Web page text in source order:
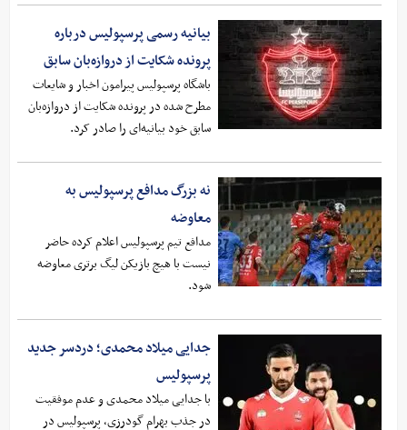
بیانیه رسمی پرسپولیس درباره
پرونده شکایت از دروازه‌بان سابق
باشگاه پرسپولیس پیرامون اخبار و شایعات
مطرح شده در پرونده شکایت از دروازه‌بان
سابق خود بیانیه‌ای را صادر کرد.
نه بزرگ مدافع پرسپولیس به
معاوضه
مدافع تیم پرسپولیس اعلام کرده حاضر
نیست با هیچ بازیکن لیگ برتری معاوضه
شود.
جدایی میلاد محمدی؛ دردسر جدید
پرسپولیس
با جدایی میلاد محمدی و عدم موفقیت
در جذب بهرام گودرزی، پرسپولیس در